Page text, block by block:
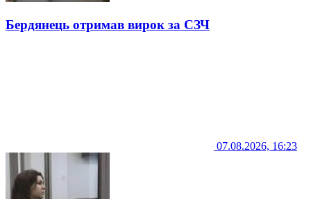
Бердянець отримав вирок за СЗЧ
07.08.2026, 16:23